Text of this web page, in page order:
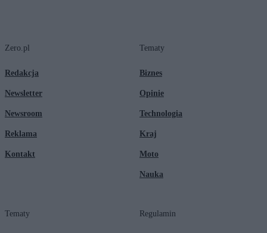
Zero.pl
Redakcja
Newsletter
Newsroom
Reklama
Kontakt
Tematy
Biznes
Opinie
Technologia
Kraj
Moto
Nauka
Tematy Regulamin